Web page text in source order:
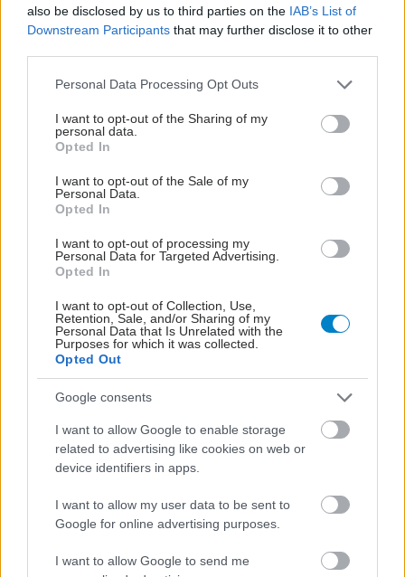
also be disclosed by us to third parties on the IAB’s List of
Downstream Participants that may further disclose it to other
Please note that this website/app uses one or more Google
not limited to your visit or usage behaviour. You may click to
grant or deny consent to Google and its third-party tags to
use your data for below specified purposes in below Google
consent section.
Personal Data Processing Opt Outs
I want to opt-out of the Sharing of my
personal data.
Opted In
I want to opt-out of the Sale of my
Personal Data.
Opted In
I want to opt-out of processing my
Personal Data for Targeted Advertising.
Opted In
I want to opt-out of Collection, Use,
Retention, Sale, and/or Sharing of my
Personal Data that Is Unrelated with the
Purposes for which it was collected.
Opted Out
Google consents
I want to allow Google to enable storage
related to advertising like cookies on web or
device identifiers in apps.
I want to allow my user data to be sent to
Google for online advertising purposes.
I want to allow Google to send me
Προσθέστε το iatronet.gr στο Discover
shares